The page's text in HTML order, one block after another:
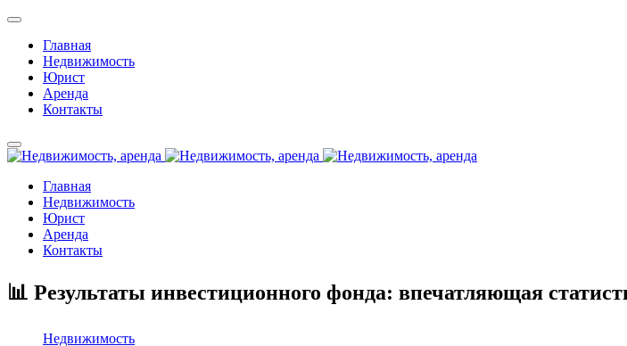
Главная
Недвижимость
Юрист
Аренда
Контакты
Главная
Недвижимость
Юрист
Аренда
Контакты
📊 Результаты инвестиционного фонда: впечатляющая
Недвижимость